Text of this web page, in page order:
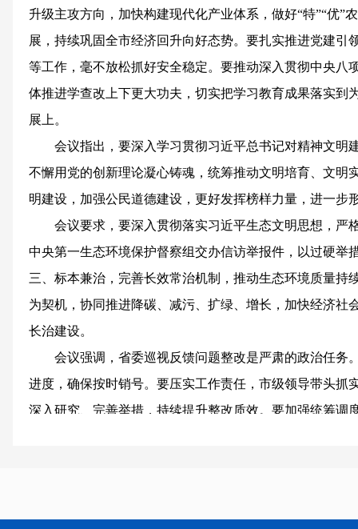
升级主攻方向，加快构建现代化产业体系，做好“特”“优”
展，持续巩固全市经济回升向好态势。要扎实推进党建引
等工作，毫不放松抓好安全稳定。要推动深入贯彻中央八
体推进学查改上下更大功夫，切实把学习教育成果落实到
展上。
会议指出，要深入学习贯彻习近平总书记对精神文明
不懈用党的创新理论凝心铸魂，统筹推动文明培育、文明
明建设，加强公民道德建设，更好发挥榜样力量，进一步
会议要求，要深入贯彻落实习近平生态文明思想，严
中央第一生态环境保护督察组交办信访举报件，以过硬举
三、标本兼治，完善长效常治机制，推动生态环境质量持
为契机，协同推进降碳、减污、扩绿、增长，加快经济社
长治建设。
会议强调，省委巡视反馈问题整改是严肃的政治任务
进度，确保按时销号。要压实工作责任，市级领导带头抓
深入研究、完善举措，持续提升整改质效。要加强统筹调